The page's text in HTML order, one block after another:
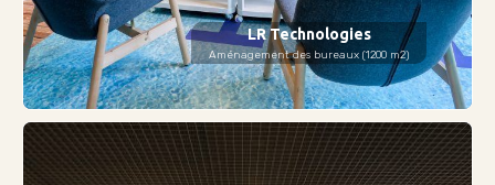
LR Technologies
Aménagement des bureaux (1200 m2)